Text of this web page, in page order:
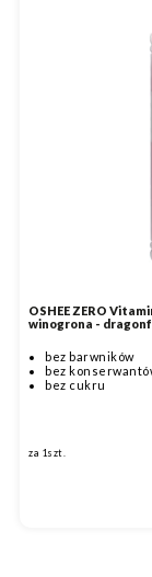
OSHEE ZERO
winogrona -
bez barwników
bez
bez cukru
za 1szt.